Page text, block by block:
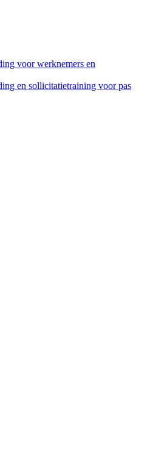
voor werknemers en
en sollicitatietraining voor pas